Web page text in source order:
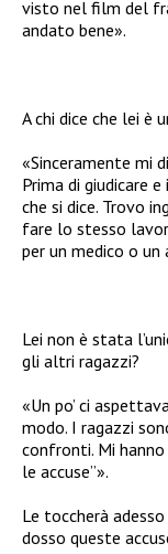
visto nel film del
andato bene».
A chi dice che lei è
«Sinceramente mi
Prima di giudicare
che si dice. Trovo
fare lo stesso
per un medico o un
Lei non è stata
gli altri ragazzi?
«Un po’ ci
modo. I ragazzi
confronti. Mi
le accuse”».
Le toccherà
dosso queste